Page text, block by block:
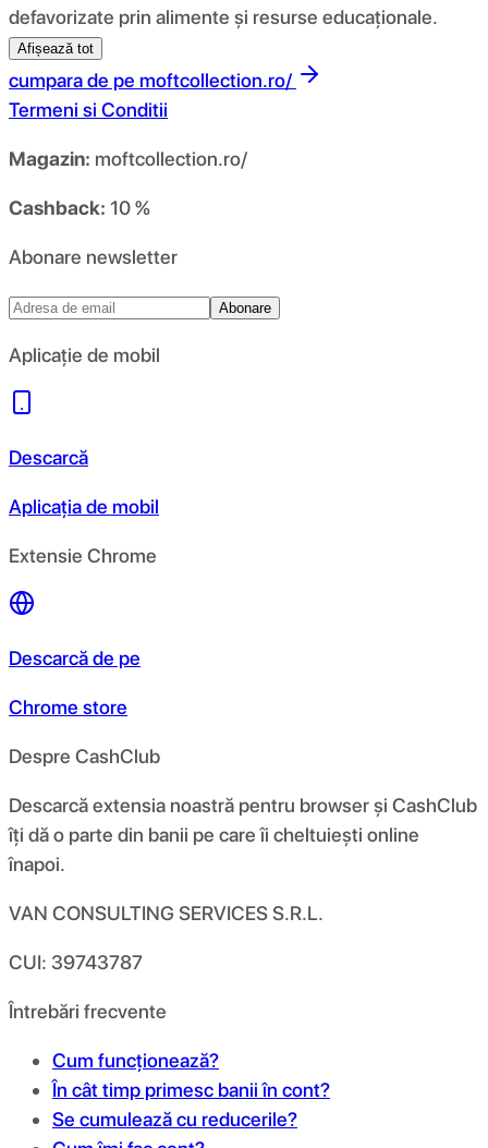
defavorizate prin alimente și resurse educaționale.
Afișează tot
cumpara de pe moftcollection.ro/
Termeni si Conditii
Magazin: moftcollection.ro/
Cashback: 10 %
Abonare newsletter
Abonare
Aplicație de mobil
Descarcă
Aplicația de mobil
Extensie Chrome
Descarcă de pe
Chrome store
Despre CashClub
Descarcă extensia noastră pentru browser și CashClub
îți dă o parte din banii pe care îi cheltuiești online
înapoi.
VAN CONSULTING SERVICES S.R.L.
CUI: 39743787
Întrebări frecvente
Cum funcționează?
În cât timp primesc banii în cont?
Se cumulează cu reducerile?